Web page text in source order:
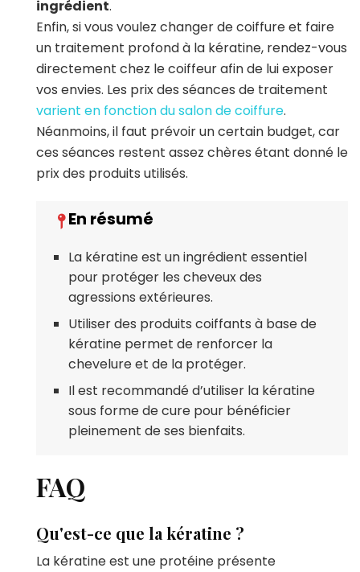
ingrédient.
Enfin, si vous voulez changer de coiffure et faire
un traitement profond à la kératine, rendez-vous
directement chez le coiffeur afin de lui exposer
vos envies. Les prix des séances de traitement
varient en fonction du salon de coiffure.
Néanmoins, il faut prévoir un certain budget, car
ces séances restent assez chères étant donné le
prix des produits utilisés.
La kératine est un ingrédient essentiel
pour protéger les cheveux des
agressions extérieures.
Utiliser des produits coiffants à base de
kératine permet de renforcer la
chevelure et de la protéger.
Il est recommandé d’utiliser la kératine
sous forme de cure pour bénéficier
pleinement de ses bienfaits.
FAQ
Qu'est-ce que la kératine ?
La kératine est une protéine présente